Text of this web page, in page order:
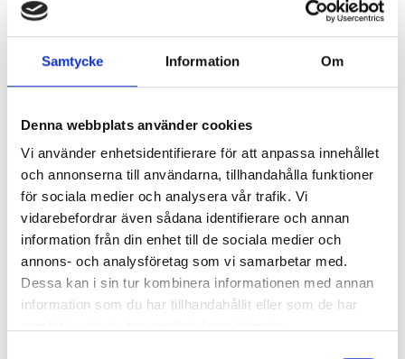
Samtycke Information Om
Denna webbplats använder cookies
Vi använder enhetsidentifierare för att anpassa innehållet
och annonserna till användarna, tillhandahålla funktioner
för sociala medier och analysera vår trafik. Vi
vidarebefordrar även sådana identifierare och annan
information från din enhet till de sociala medier och
annons- och analysföretag som vi samarbetar med.
Dessa kan i sin tur kombinera informationen med annan
information som du har tillhandahållit eller som de har
DAMMFÄLLA PAKET BYGG
Pris
78 265,00 kr
Antal i lager: 0